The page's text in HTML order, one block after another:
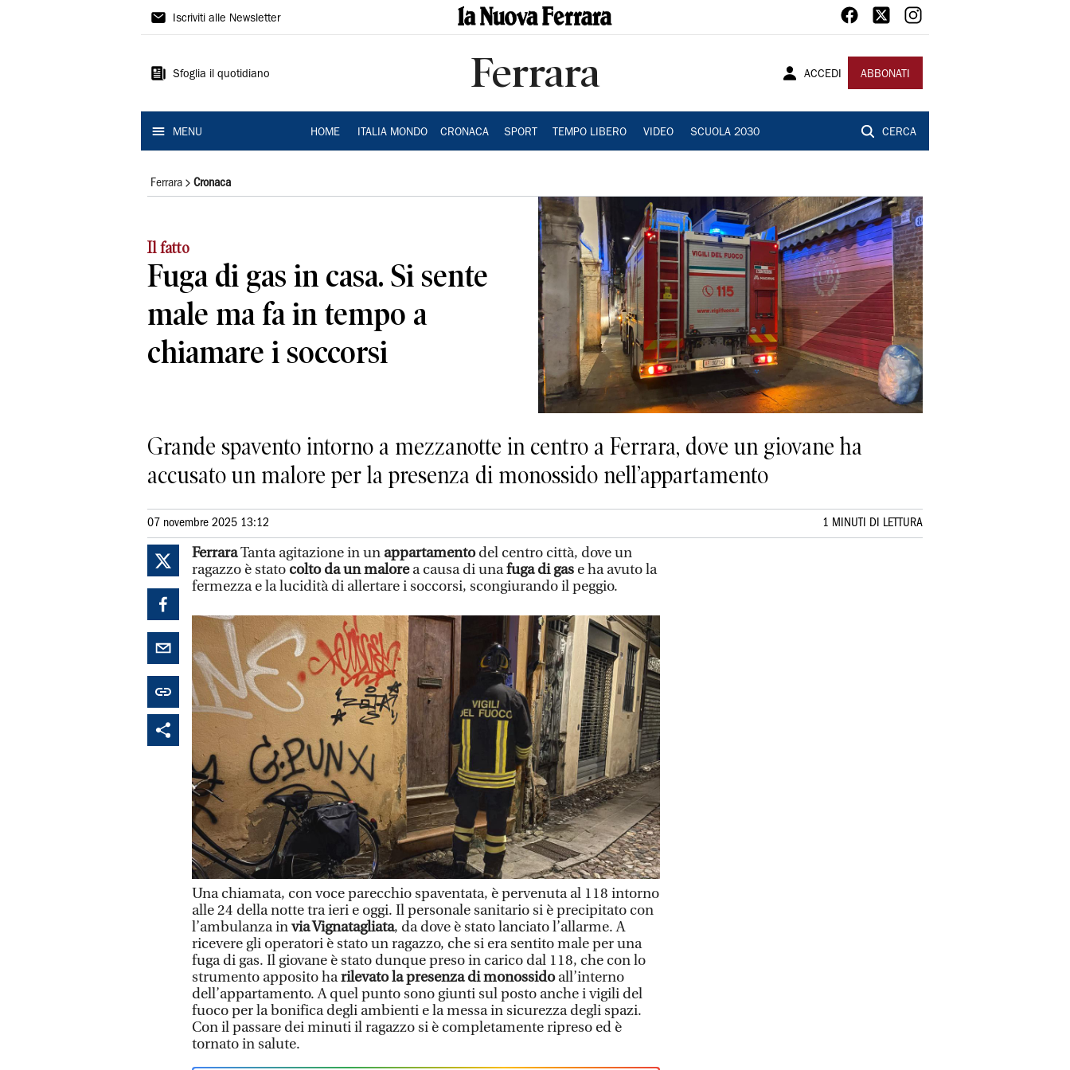
La
Ferrara
Iscriviti alle Newsletter
Sfoglia il quotidiano Ferrara ACCEDI ABBONATI
MENU HOME ITALIA MONDO CRONACA SPORT TEMPO LIBERO VIDEO SCUOLA 2030 CERCA
Ferrara Cronaca
Il fatto
Fuga di gas in casa. Si sente
male ma fa in tempo a
chiamare i soccorsi
Grande spavento intorno a mezzanotte in centro a Ferrara, dove un giovane ha
accusato un malore per la presenza di monossido nell’appartamento
07 novembre 2025 13:12 1 MINUTI DI LETTURA
FerraraTanta agitazione in un appartamentodel centro città, dove un
ragazzo è stato colto da un malorea causa di unafuga di gas e ha avuto la
fermezza e la lucidità di allertare i soccorsi, scongiurando il peggio.
Una chiamata, con voce parecchio spaventata, è pervenuta al 118 intorno
alle 24 della notte tra ieri e oggi. Il personale sanitario si è precipitato con
l’ambulanza invia Vignatagliata, da dove è stato lanciato l’allarme. A
ricevere gli operatori è stato un ragazzo, che si era sentito male per una
fuga di gas. Il giovane è stato dunque preso in carico dal 118, che con lo
strumento apposito harilevato la presenza di monossidoall’interno
dell’appartamento. A quel punto sono giunti sul posto anche i vigili del
fuoco per la bonifica degli ambienti e la messa in sicurezza degli spazi.
Con il passare dei minuti il ragazzo si è completamente ripreso ed è
tornato in salute.